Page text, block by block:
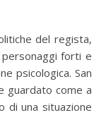
forti e
psicologica. San
guardato come a
di una situazione